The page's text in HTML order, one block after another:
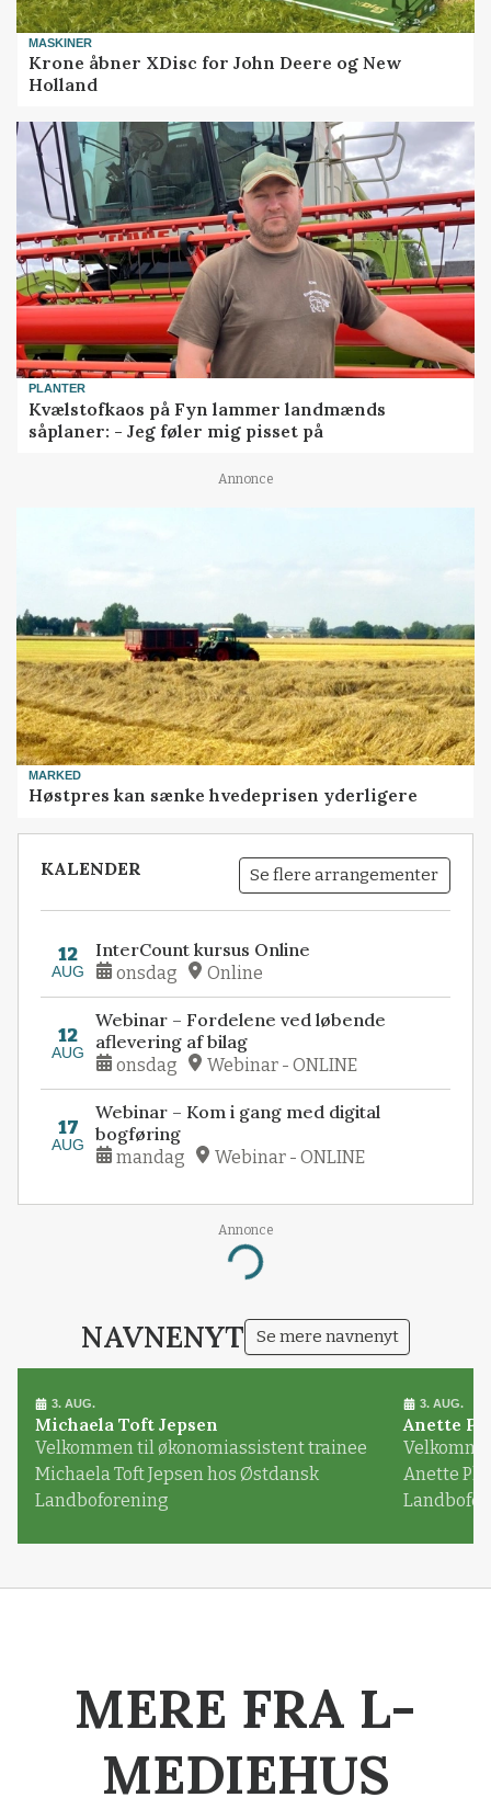
MASKINER
Krone åbner XDisc for John Deere og New
Holland
PLANTER
Kvælstofkaos på Fyn lammer landmænds
såplaner: - Jeg føler mig pisset på
Annonce
MARKED
Høstpres kan sænke hvedeprisen yderligere
KALENDER Se flere arrangementer
12
AUG
InterCount kursus Online
onsdag Online
12
AUG
Webinar – Fordelene ved løbende
aflevering af bilag
onsdag Webinar - ONLINE
17
AUG
Webinar – Kom i gang med digital
bogføring
mandag Webinar - ONLINE
Annonce
Loading...
NAVNENYT Se mere navnenyt
3. AUG.
Michaela Toft Jepsen
Velkommen til økonomiassistent trainee
Michaela Toft Jepsen hos Østdansk
Landboforening
3. AUG.
Anette
Anette
MERE FRA L-
MEDIEHUS